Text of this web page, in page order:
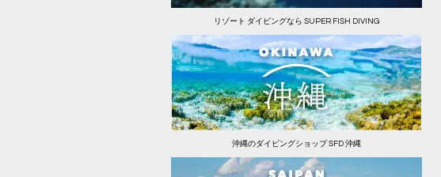
リゾート ダイビングなら SUPER FISH DIVING
沖縄のダイビングショップ SFD 沖縄